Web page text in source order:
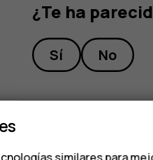
¿Te ha
Sí No